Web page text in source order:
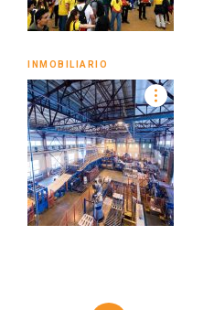
INMOBILIARIO